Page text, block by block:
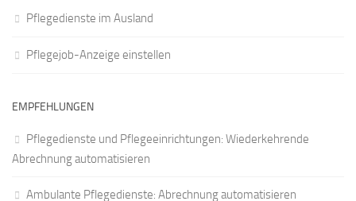
Pflegedienste im Ausland
Pflegejob-Anzeige einstellen
EMPFEHLUNGEN
Pflegedienste und Pflegeeinrichtungen: Wiederkehrende
Abrechnung automatisieren
Ambulante Pflegedienste: Abrechnung automatisieren